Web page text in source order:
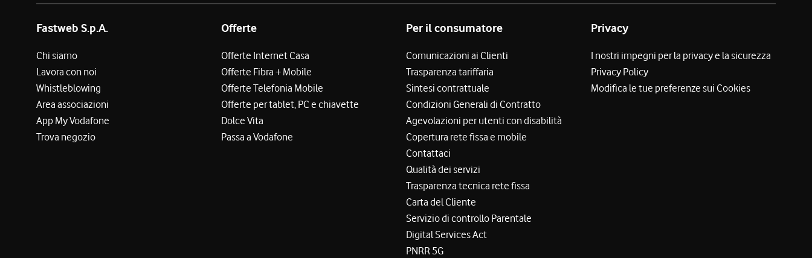
Fastweb S.p.A.
Chi siamo
Lavora con noi
Whistleblowing
Area associazioni
App My Vodafone
Trova negozio
Offerte
Offerte Internet Casa
Offerte Fibra + Mobile
Offerte Telefonia Mobile
Offerte per tablet, PC e chiavette
Dolce Vita
Passa a Vodafone
Per il consumatore
Comunicazioni ai Clienti
Trasparenza tariffaria
Sintesi contrattuale
Condizioni Generali di Contratto
Agevolazioni per utenti con disabilità
Copertura rete fissa e mobile
Contattaci
Qualità dei servizi
Trasparenza tecnica rete fissa
Carta del Cliente
Servizio di controllo Parentale
Digital Services Act
PNRR 5G
Privacy
I nostri impegni per la privacy e la sicurezza
Privacy Policy
Modifica le tue preferenze sui Cookies